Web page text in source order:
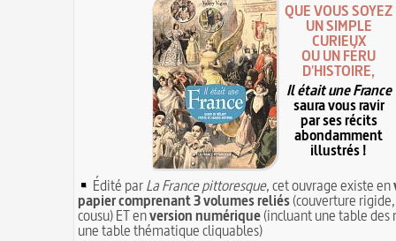
QUE VOUS SOYEZ
UN SIMPLE
CURIEUX
OU UN FÉRU
D'HISTOIRE,
Il était une France
saura vous ravir
par ses récits
abondamment
illustrés !
Édité parLa France pittoresque, cet ouvrage existe en
papier comprenant 3 volumes reliés(couverture
cousu) ET enversion numérique(incluant une table des
une table thématique cliquables)